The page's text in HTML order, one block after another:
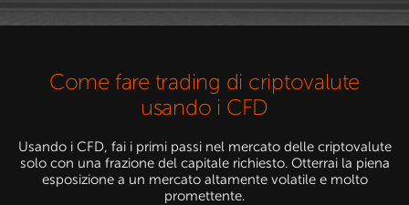
Come fare trading di criptovalute
usando i CFD
Usando i CFD, fai i primi passi nel mercato delle criptovalute
solo con una frazione del capitale richiesto. Otterrai la piena
esposizione a un mercato altamente volatile e molto
promettente.